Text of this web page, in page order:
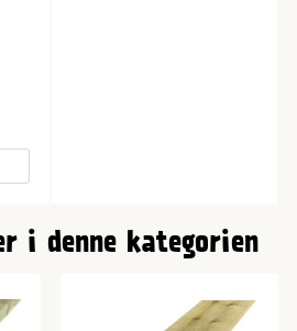
i denne kategorien